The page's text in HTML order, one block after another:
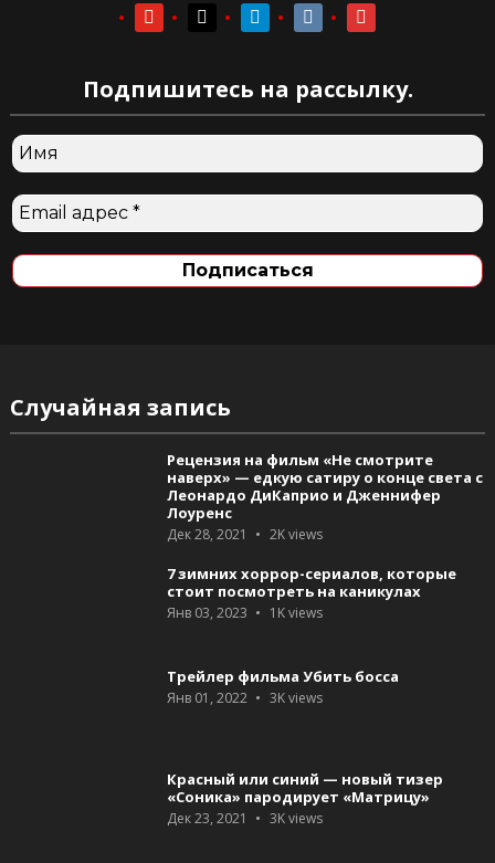
youtubeyoutubetelegramvkontaktevkontakte
Подпишитесь на рассылку.
Случайная запись
Рецензия на фильм «Не смотрите
наверх» — едкую сатиру о конце света с
Леонардо ДиКаприо и Дженнифер
Лоуренс
Дек 28, 2021 2Kviews
7 зимних хоррор-сериалов, которые
стоит посмотреть на каникулах
Янв 03, 2023 1Kviews
Трейлер фильма Убить босса
Янв 01, 2022 3Kviews
Красный или синий — новый тизер
«Соника» пародирует «Матрицу»
Дек 23, 2021 3Kviews